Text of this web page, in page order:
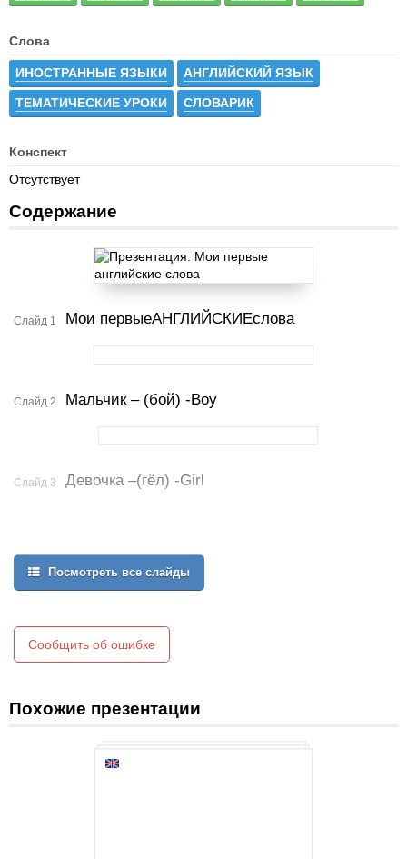
Слова
ИНОСТРАННЫЕ ЯЗЫКИ АНГЛИЙСКИЙ ЯЗЫК
ТЕМАТИЧЕСКИЕ УРОКИ СЛОВАРИК
Конспект
Отсутствует
Содержание
Слайд 1 Мои первыеАНГЛИЙСКИЕслова
Слайд 2 Мальчик – (бой) -Boy
Слайд 3 Девочка –(гёл) -Girl
Посмотреть все слайды
Сообщить об ошибке
Похожие презентации